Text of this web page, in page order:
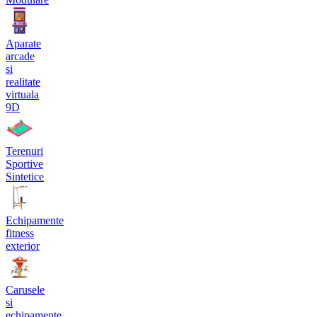
Aparate
arcade
si
realitate
virtuala
9D
Terenuri
Sportive
Sintetice
Echipamente
fitness
exterior
Carusele
si